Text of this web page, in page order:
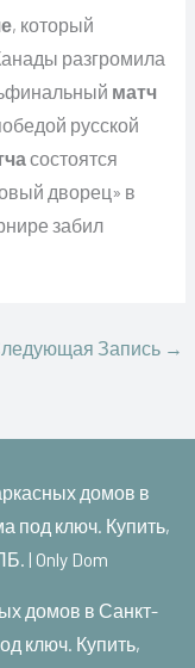
, который
разгромила
матч
русской
состоятся
дворец» в
забил
Запись →
домов в
под ключ. Купить,
| Only Dom
домов в Санкт-
ключ. Купить,